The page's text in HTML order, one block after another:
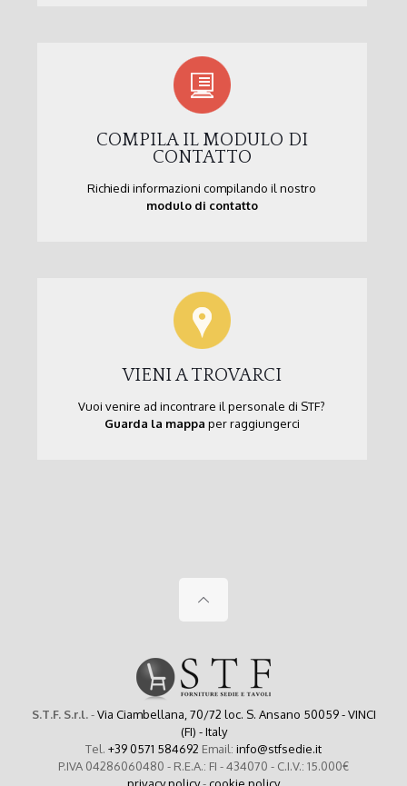
COMPILA IL MODULO DI
CONTATTO
Richiedi informazioni compilando il nostro
modulo di contatto
VIENI A TROVARCI
Vuoi venire ad incontrare il personale di STF?
Guarda la mappa per raggiungerci
S.T.F. S.r.l.-Via Ciambellana, 70/72 loc. S. Ansano 50059 - VINCI
(FI) - Italy
Tel. +39 0571 584692 Email: info@stfsedie.it
P.IVA 04286060480 - R.E.A.: FI - 434070 - C.I.V.: 15.000€